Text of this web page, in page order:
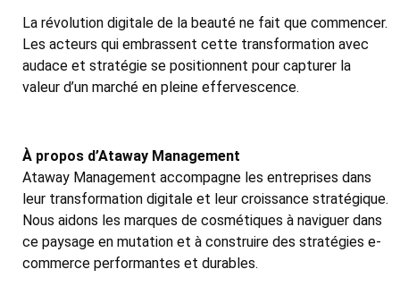
La révolution digitale de la beauté ne fait que commencer.
Les acteurs qui embrassent cette transformation avec
audace et stratégie se positionnent pour capturer la
valeur d’un marché en pleine effervescence.
À propos d’Ataway Management
Ataway Management accompagne les entreprises dans
leur transformation digitale et leur croissance stratégique.
Nous aidons les marques de cosmétiques à naviguer dans
ce paysage en mutation et à construire des stratégies e-
commerce performantes et durables.